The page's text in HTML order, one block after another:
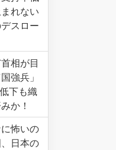
れない
デスロー
相が目
強兵」
下も織
か！
に怖いの
日本の